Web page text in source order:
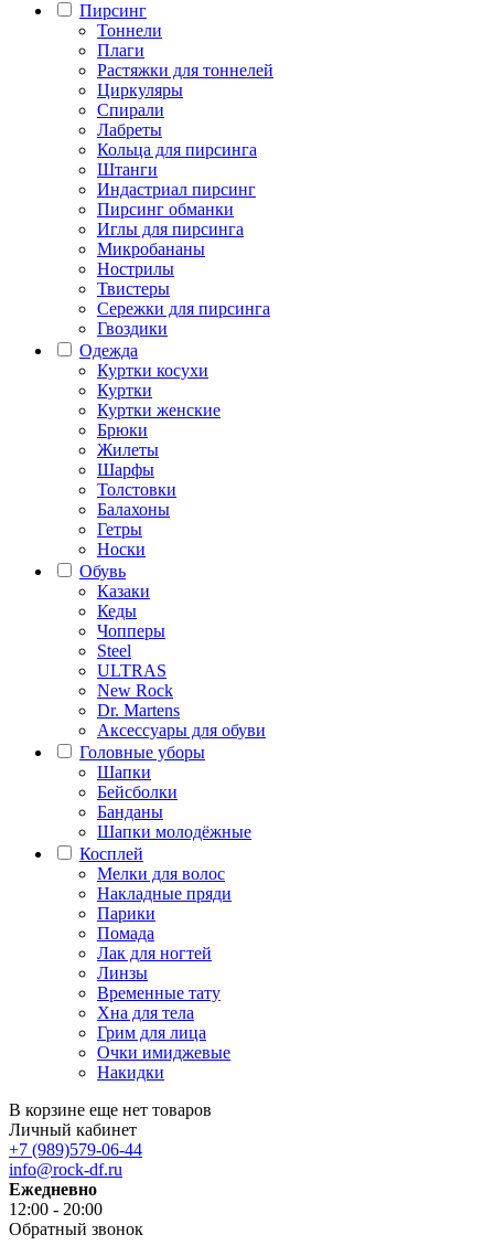
Пирсинг
Тоннели
Плаги
Растяжки для тоннелей
Циркуляры
Спирали
Лабреты
Кольца для пирсинга
Штанги
Индастриал пирсинг
Пирсинг обманки
Иглы для пирсинга
Микробананы
Нострилы
Твистеры
Сережки для пирсинга
Гвоздики
Одежда
Куртки косухи
Куртки
Куртки женские
Брюки
Жилеты
Шарфы
Толстовки
Балахоны
Гетры
Носки
Обувь
Казаки
Кеды
Чопперы
Steel
ULTRAS
New Rock
Dr. Martens
Аксессуары для обуви
Головные уборы
Шапки
Бейсболки
Банданы
Шапки молодёжные
Косплей
Мелки для волос
Накладные пряди
Парики
Помада
Лак для ногтей
Линзы
Временные тату
Хна для тела
Грим для лица
Очки имиджевые
Накидки
В корзине еще нет товаров
Личный кабинет
+7 (989)579-06-44
info@rock-df.ru
Ежедневно
12:00 - 20:00
Обратный звонок